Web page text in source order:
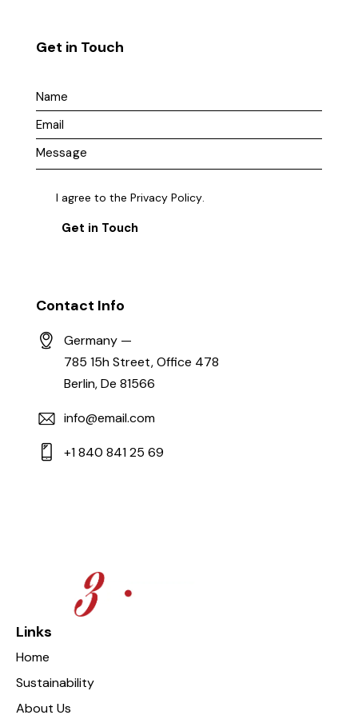
Get in Touch
I agree to thePrivacy Policy.
Contact Info
Germany —
785 15h Street, Office 478
Berlin, De 81566
info@email.com
+1 840 841 25 69
Links
Home
Sustainability
About Us